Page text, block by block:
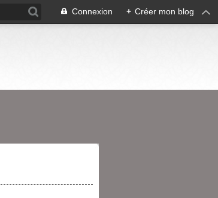
Connexion + Créer mon blog